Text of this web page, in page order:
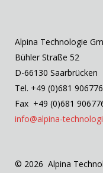
Alpina Technologie
Bühler Straße 52
D-66130 Saarbrücken
Tel. +49 (0)681
Fax +49 (0)681
info@alpina-
© 2026 Alpina